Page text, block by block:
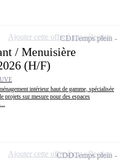
/ Menuisière
(H/F)
intérieur haut de gamme, spécialisée
projets sur mesure pour des espaces
CDITemps plein
Ajouter cette offre à ma sélection
CDDTemps plein
Ajouter cette offre à ma sélection